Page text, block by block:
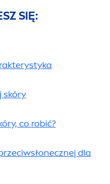
SIĘ:
skóry
co robić?
dla